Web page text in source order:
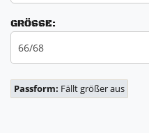
GRÖSSE:
66/68
Passform: Fällt größer aus